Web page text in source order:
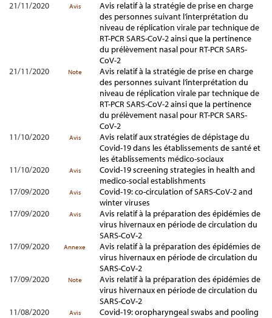
21/11/2020
Avis
Avis relatif à la stratégie de prise en charge
des personnes suivant l’interprétation du
niveau de réplication virale par technique de
RT-PCR SARS-CoV-2 ainsi que la pertinence
du prélèvement nasal pour RT-PCR SARS-
CoV-2
21/11/2020
Note
Avis relatif à la stratégie de prise en charge
des personnes suivant l’interprétation du
niveau de réplication virale par technique de
RT-PCR SARS-CoV-2 ainsi que la pertinence
du prélèvement nasal pour RT-PCR SARS-
CoV-2
11/10/2020
Avis
Avis relatif aux stratégies de dépistage du
Covid-19 dans les établissements de santé et
les établissements médico-sociaux
11/10/2020
Avis
Covid-19 screening strategies in health and
medico-social establishments
17/09/2020
Avis
Covid-19: co-circulation of SARS-CoV-2 and
winter viruses
17/09/2020
Avis
Avis relatif à la préparation des épidémies de
virus hivernaux en période de circulation du
SARS-CoV-2
17/09/2020
Annexe
Avis relatif à la préparation des épidémies de
virus hivernaux en période de circulation du
SARS-CoV-2
17/09/2020
Note
Avis relatif à la préparation des épidémies de
virus hivernaux en période de circulation du
SARS-CoV-2
11/08/2020
Avis
Covid-19: oropharyngeal swabs and pooling